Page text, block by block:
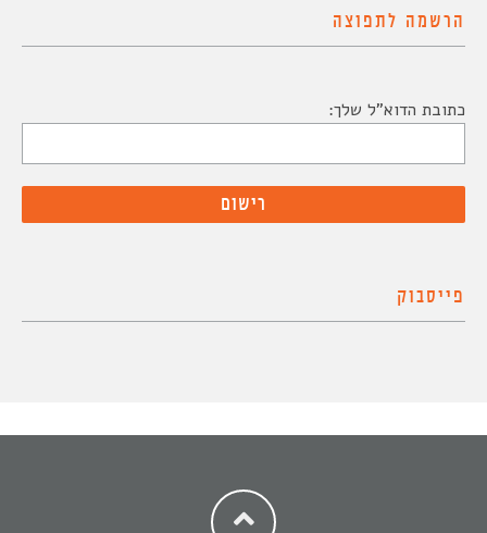
הרשמה לתפוצה
כתובת הדוא"ל שלך:
פייסבוק